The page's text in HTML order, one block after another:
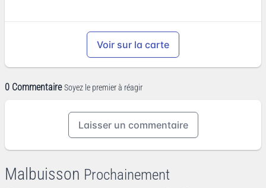
Voir sur la carte
0 Commentaire Soyez le premier à réagir
Laisser un commentaire
Malbuisson Prochainement